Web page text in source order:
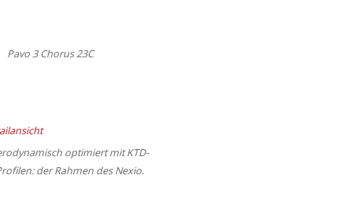
Pavo 3 Chorus 23C
optimiert mit KTD-
der Rahmen des Nexio.